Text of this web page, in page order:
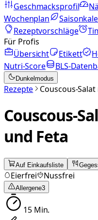
Geschmacksprofil
Wochenplan
Rezeptvorschläge
Für Profis
Übersicht
Etikett
Nutri-Score
BLS-
Dunkelmodus
Rezepte Couscous-
Couscous-
und Feta
Auf Einkaufsliste
Eierfrei Nussfrei
Allergene3
15Min.